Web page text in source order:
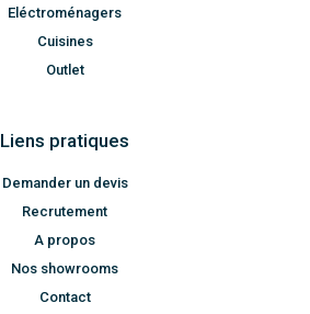
Eléctroménagers
Cuisines
Outlet
Liens pratiques
Demander un devis
Recrutement
A propos
Nos showrooms
Contact